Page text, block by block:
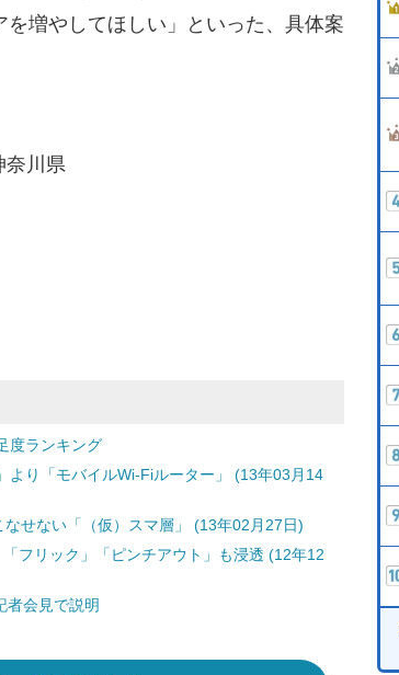
を増やしてほしい」といった、具体案
奈川県
度ランキング
より「モバイルWi-Fiルーター」 (13年03月14
せない「（仮）スマ層」 (13年02月27日)
フリック」「ピンチアウト」も浸透 (12年12
者会見で説明